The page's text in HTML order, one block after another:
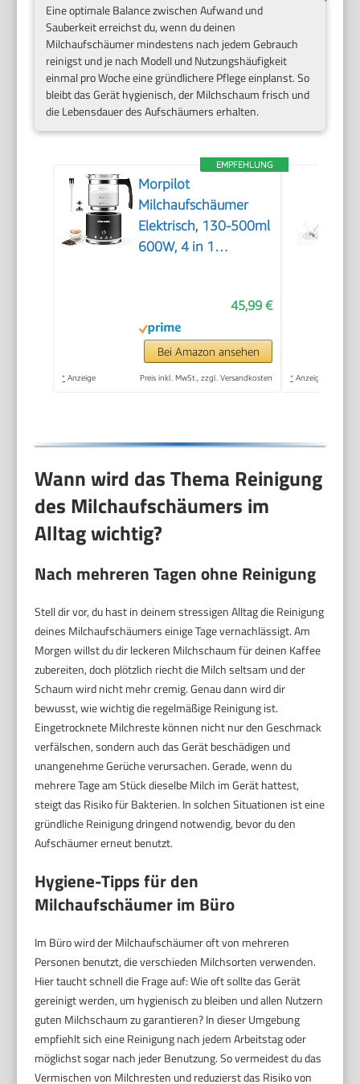
Eine optimale Balance zwischen Aufwand und
Sauberkeit erreichst du, wenn du deinen
Milchaufschäumer mindestens nach jedem Gebrauch
reinigst und je nach Modell und Nutzungshäufigkeit
einmal pro Woche eine gründlichere Pflege einplanst. So
bleibt das Gerät hygienisch, der Milchschaum frisch und
die Lebensdauer des Aufschäumers erhalten.
EMPFEHLUNG
Morpilot
Milchaufschäumer
Elektrisch, 130-500ml
600W, 4 in 1
Spülmaschinenfest,
Visuelles Glas, Latte-
Design, Schwarz
45,99 €
Bei Amazon ansehen
* Anzeige Preis inkl. MwSt., zzgl. Versandkosten * Anzeige
Wann wird das Thema Reinigung
des Milchaufschäumers im
Alltag wichtig?
Nach mehreren Tagen ohne Reinigung
Stell dir vor, du hast in deinem stressigen Alltag die Reinigung
deines Milchaufschäumers einige Tage vernachlässigt. Am
Morgen willst du dir leckeren Milchschaum für deinen Kaffee
zubereiten, doch plötzlich riecht die Milch seltsam und der
Schaum wird nicht mehr cremig. Genau dann wird dir
bewusst, wie wichtig die regelmäßige Reinigung ist.
Eingetrocknete Milchreste können nicht nur den Geschmack
verfälschen, sondern auch das Gerät beschädigen und
unangenehme Gerüche verursachen. Gerade, wenn du
mehrere Tage am Stück dieselbe Milch im Gerät hattest,
steigt das Risiko für Bakterien. In solchen Situationen ist eine
gründliche Reinigung dringend notwendig, bevor du den
Aufschäumer erneut benutzt.
Hygiene-Tipps für den
Milchaufschäumer im Büro
Im Büro wird der Milchaufschäumer oft von mehreren
Personen benutzt, die verschieden Milchsorten verwenden.
Hier taucht schnell die Frage auf: Wie oft sollte das Gerät
gereinigt werden, um hygienisch zu bleiben und allen Nutzern
guten Milchschaum zu garantieren? In dieser Umgebung
empfiehlt sich eine Reinigung nach jedem Arbeitstag oder
möglichst sogar nach jeder Benutzung. So vermeidest du das
Vermischen von Milchresten und reduzierst das Risiko von